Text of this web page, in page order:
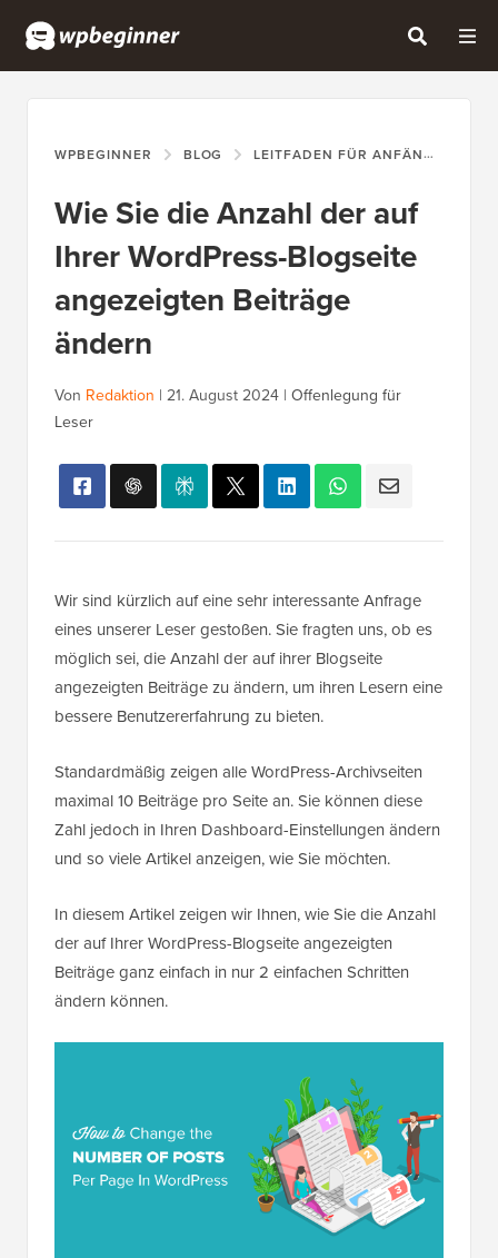
WPBEGINNER BLOG LEITFADEN FÜR ANFÄNGER
Wie Sie die Anzahl der auf
Ihrer WordPress-Blogseite
angezeigten Beiträge
ändern
Von Redaktion | 21. August 2024 | Offenlegung für
Leser
Wir sind kürzlich auf eine sehr interessante Anfrage
eines unserer Leser gestoßen. Sie fragten uns, ob es
möglich sei, die Anzahl der auf ihrer Blogseite
angezeigten Beiträge zu ändern, um ihren Lesern eine
bessere Benutzererfahrung zu bieten.
Standardmäßig zeigen alle WordPress-Archivseiten
maximal 10 Beiträge pro Seite an. Sie können diese
Zahl jedoch in Ihren Dashboard-Einstellungen ändern
und so viele Artikel anzeigen, wie Sie möchten.
In diesem Artikel zeigen wir Ihnen, wie Sie die Anzahl
der auf Ihrer WordPress-Blogseite angezeigten
Beiträge ganz einfach in nur 2 einfachen Schritten
ändern können.